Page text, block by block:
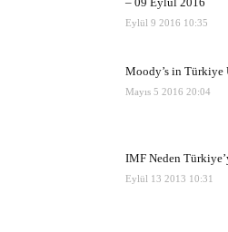
Eylül 9 2016 10:35
Moody’s in Türkiye
Mayıs 5 2016 20:04
IMF Neden
Eylül 13 2013 10:31